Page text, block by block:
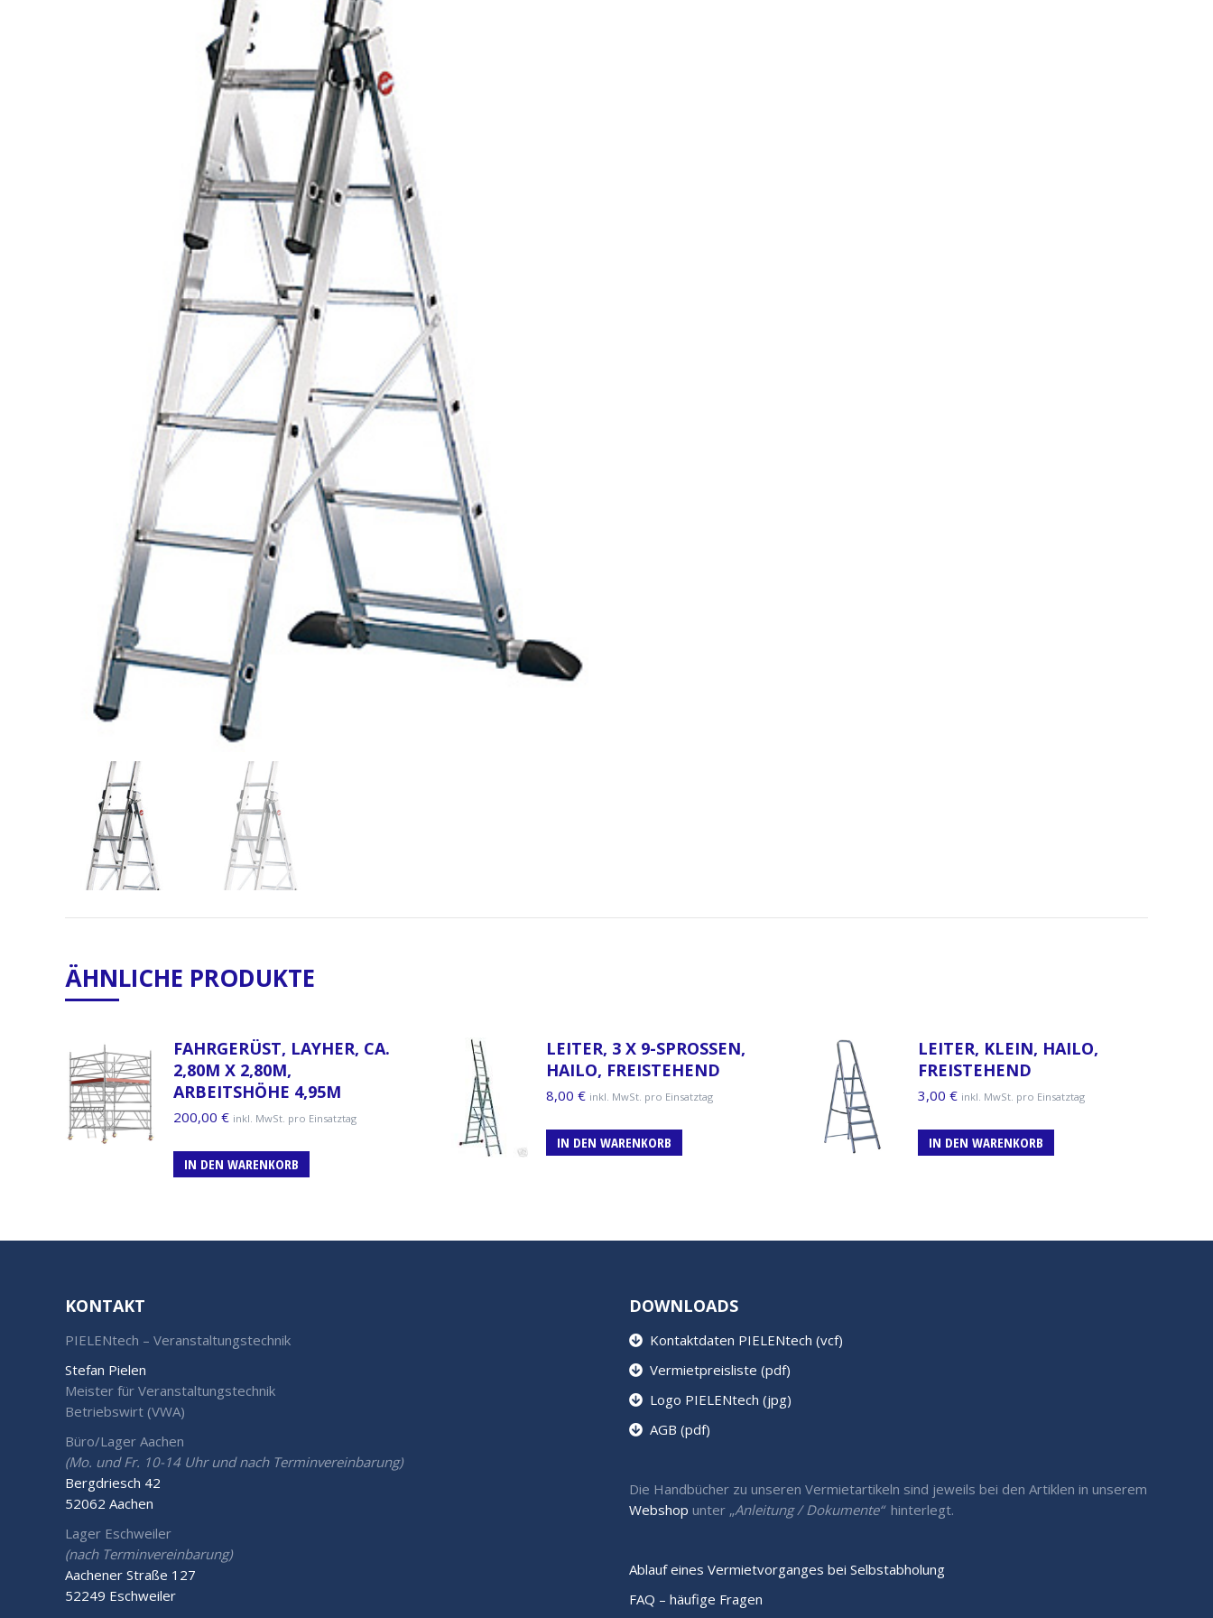
ÄHNLICHE PRODUKTE
FAHRGERÜST, LAYHER, CA.
2,80M X 2,80M,
ARBEITSHÖHE 4,95M
200,00 € inkl. MwSt. pro Einsatztag
IN DEN WARENKORB
LEITER, 3 X 9-SPROSSEN,
HAILO, FREISTEHEND
8,00 € inkl. MwSt. pro Einsatztag
IN DEN WARENKORB
LEITER, KLEIN, HAILO,
FREISTEHEND
3,00 € inkl. MwSt. pro Einsatztag
IN DEN WARENKORB
KONTAKT
PIELENtech – Veranstaltungstechnik
Stefan Pielen
Meister für Veranstaltungstechnik
Betriebswirt (VWA)
Büro/Lager Aachen
(Mo. und Fr. 10-14 Uhr und nach Terminvereinbarung)
Bergdriesch 42
52062 Aachen
Lager Eschweiler
(nach Terminvereinbarung)
Aachener Straße 127
52249 Eschweiler
DOWNLOADS
Kontaktdaten PIELENtech (vcf)
Vermietpreisliste (pdf)
Logo PIELENtech (jpg)
AGB (pdf)
Die Handbücher zu unseren Vermietartikeln sind jeweils bei den Artiklen in unserem
Webshop unter „Anleitung / Dokumente“ hinterlegt.
Ablauf eines Vermietvorganges bei Selbstabholung
FAQ – häufige Fragen